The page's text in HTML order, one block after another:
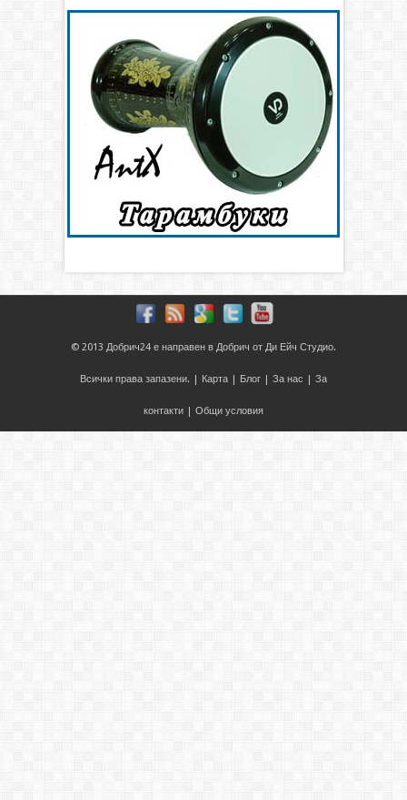
© 2013 Добрич24 е направен в Добрич от Ди Ейч Студио.
Всички права запазени. | Карта | Блог | За нас | За
контакти | Общи условия